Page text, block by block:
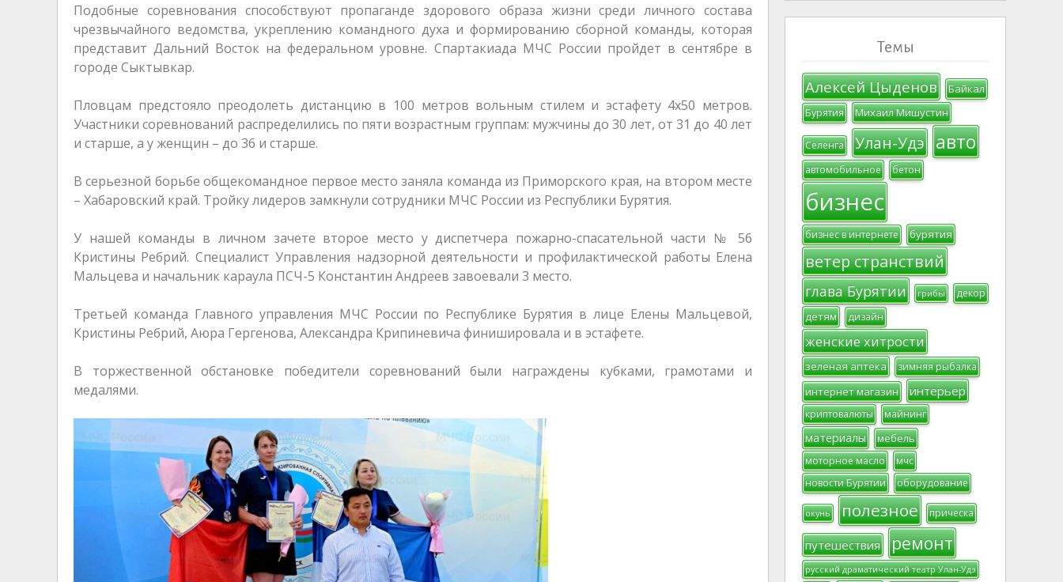
Подобные соревнования способствуют пропаганде здорового образа жизни среди личного состава
чрезвычайного ведомства, укреплению командного духа и формированию сборной команды, которая
представит Дальний Восток на федеральном уровне. Спартакиада МЧС России пройдет в сентябре в
городе Сыктывкар.
Пловцам предстояло преодолеть дистанцию в 100 метров вольным стилем и эстафету 4х50 метров.
Участники соревнований распределились по пяти возрастным группам: мужчины до 30 лет, от 31 до 40 лет
и старше, а у женщин – до 36 и старше.
В серьезной борьбе общекомандное первое место заняла команда из Приморского края, на втором месте
– Хабаровский край. Тройку лидеров замкнули сотрудники МЧС России из Республики Бурятия.
У нашей команды в личном зачете второе место у диспетчера пожарно-спасательной части № 56
Кристины Ребрий. Специалист Управления надзорной деятельности и профилактической работы Елена
Мальцева и начальник караула ПСЧ-5 Константин Андреев завоевали 3 место.
Третьей команда Главного управления МЧС России по Республике Бурятия в лице Елены Мальцевой,
Кристины Ребрий, Аюра Гергенова, Александра Крипиневича финишировала и в эстафете.
В торжественной обстановке победители соревнований были награждены кубками, грамотами и
медалями.
Темы
Алексей Цыденов Байкал
Бурятия Михаил Мишустин
Селенга Улан-Удэ авто
автомобильное бетон
бизнес
бизнес в интернете бурятия
ветер странствий
глава Бурятии грибы декор
детям дизайн
женские хитрости
зеленая аптека зимняя рыбалка
интернет магазин интерьер
криптовалюты майнинг
материалы мебель
моторное масло
мчс
новости Бурятии
оборудование
окунь полезное прическа
путешествия ремонт
русский драматический театр Улан-Удэ